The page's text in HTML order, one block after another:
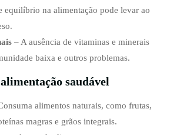
equilíbrio na alimentação pode levar ao
– A ausência de vitaminas e minerais
baixa e outros problemas.
saudável
alimentos naturais, como frutas,
magras e grãos integrais.